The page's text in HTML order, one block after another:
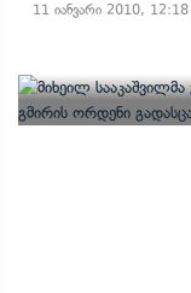
11 იანვარი 2010, 12:18